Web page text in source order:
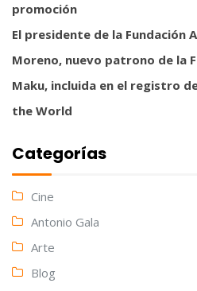
promoción
El presidente de la Fundación
Moreno, nuevo patrono de la
Maku, incluida en el registro
the World
Categorías
Cine
Antonio Gala
Arte
Blog